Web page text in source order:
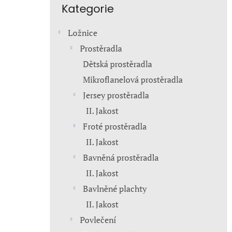
kategorie
Kategorie
Ložnice
Prostěradla
Dětská prostěradla
Mikroflanelová prostěradla
Jersey prostěradla
II. Jakost
Froté prostěradla
II. Jakost
Bavněná prostěradla
II. Jakost
Bavlněné plachty
II. Jakost
Povlečení